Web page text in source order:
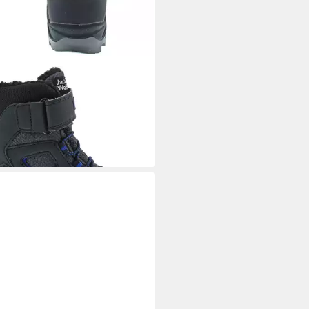
WOLFSKIN
€ UVP 89,95 €